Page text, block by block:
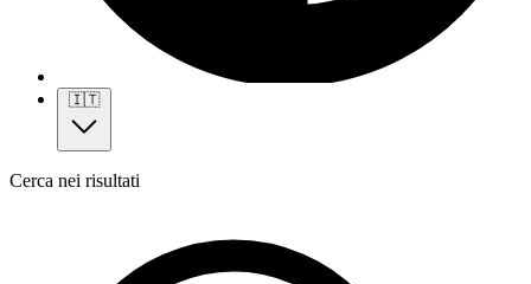
🇮🇹
Cerca nei risultati